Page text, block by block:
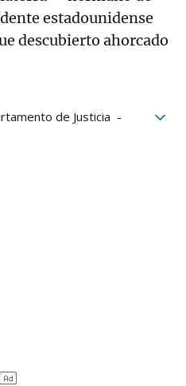
estadounidense
descubierto ahorcado
de Justicia